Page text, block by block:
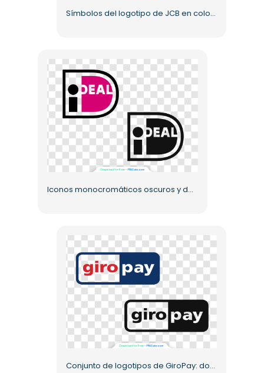
Símbolos del logotipo de JCB en color y monocromo PNG gratis
Iconos monocromáticos oscuros y de colores ideales para UI UX PNG gratis
Conjunto de logotipos de GiroPay: dos iconos oscuros y de colores PNG gratis